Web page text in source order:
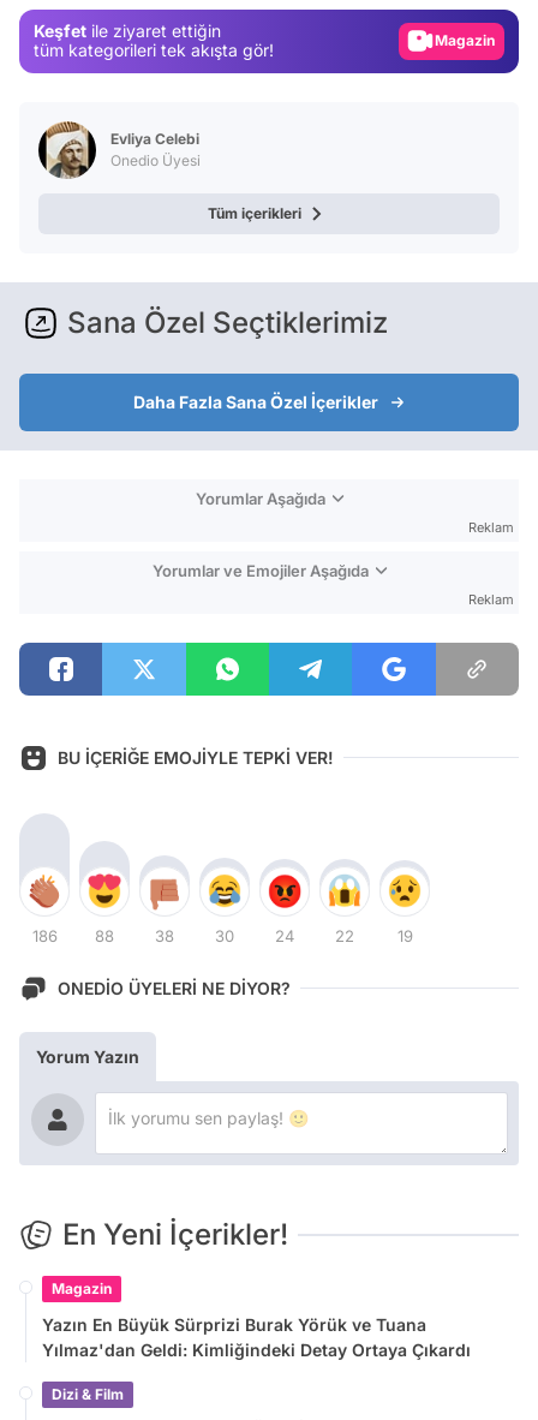
Keşfet ile ziyaret ettiğin
tüm kategorileri tek akışta gör!
Video
Evliya Celebi
Onedio Üyesi
Tüm içerikleri
Sana Özel Seçtiklerimiz
Daha Fazla Sana Özel İçerikler
Yorumlar Aşağıda
Reklam
Yorumlar ve Emojiler Aşağıda
Reklam
BU İÇERİĞE EMOJİYLE TEPKİ VER!
186 88 38 30 24 22 19
ONEDİO ÜYELERİ NE DİYOR?
Yorum Yazın
En Yeni İçerikler!
Magazin
Yazın En Büyük Sürprizi Burak Yörük ve Tuana
Yılmaz'dan Geldi: Kimliğindeki Detay Ortaya Çıkardı
Dizi & Film